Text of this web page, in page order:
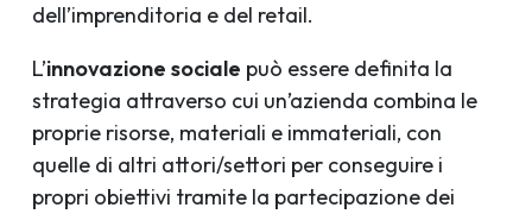
dell’imprenditoria e del retail.
L’innovazione sociale può essere definita la
strategia attraverso cui un’azienda combina le
proprie risorse, materiali e immateriali, con
quelle di altri attori/settori per conseguire i
propri obiettivi tramite la partecipazione dei